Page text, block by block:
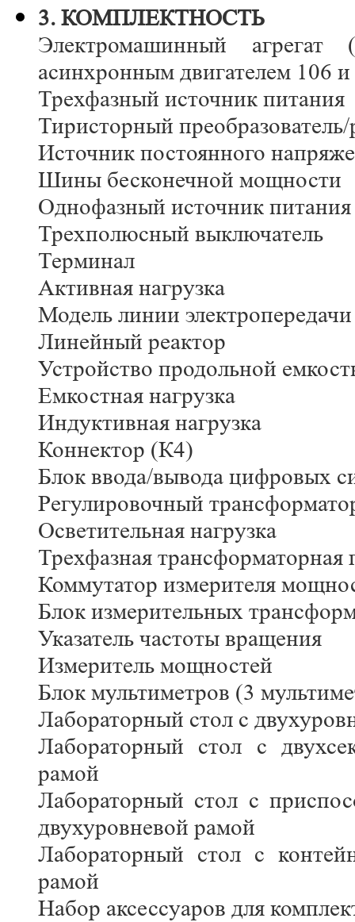
3. КОМПЛЕКТНОСТЬ
Электромашинный
асинхронным двигателем 106
Трехфазный источник питания
Тиристорный преобразователь/
Источник постоянного
Шины бесконечной мощности
Однофазный источник питания
Трехполюсный выключатель
Терминал
Активная нагрузка
Модель линии электропередачи
Линейный реактор
Устройство продольной
Емкостная нагрузка
Индуктивная нагрузка
Коннектор (К4)
Блок ввода/вывода цифровых
Регулировочный
Осветительная нагрузка
Трехфазная трансформаторная
Коммутатор измерителя
Блок измерительных
Указатель частоты вращения
Измеритель мощностей
Блок мультиметров (3
Лабораторный стол с
Лабораторный стол с
рамой
Лабораторный стол с
двухуровневой рамой
Лабораторный стол с
рамой
Набор аксессуаров для